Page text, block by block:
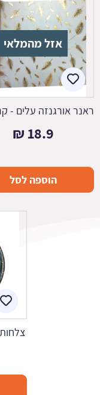
אזל מהמלאי
ראנר אורגנזה עלים -
18.9
₪
הוספה לסל